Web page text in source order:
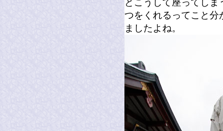
とこうして座ってし
つをくれるってこと分
ましたよね。